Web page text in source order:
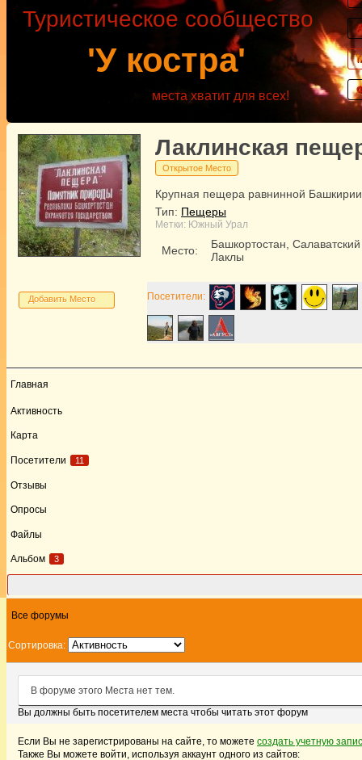
'У костра'
Туристическое сообщество
места хватит для всех!
Лаклинская
Открытое Место
Крупная пещера равнинной Башкирии
Тип: Пещеры
Метки: Южный Урал
Место:
Башкортостан,
Лаклы
Добавить Место Посетители:
Главная
Активность
Карта
Посетители 11
Отзывы
Опросы
Файлы
Альбом 3
Все форумы
Сортировка:
В форуме этого Места нет тем.
Вы должны быть посетителем места чтобы читать этот форум
Если Вы не зарегистрированы на сайте, то можете создать учетную
Также Вы можете войти, используя аккаунт одного из сайтов: